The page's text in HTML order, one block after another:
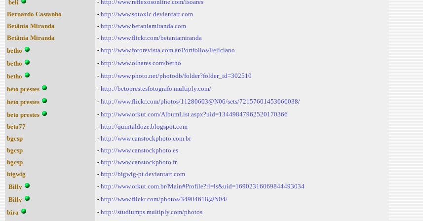
beli
- http://www.reflexosonline.com/isoares
Bernardo Castanho
- http://www.sotoxic.deviantart.com
Betânia Miranda
- http://www.betaniamiranda.com
Betânia Miranda
- http://www.flickr.com/betaniamiranda
betho
- http://www.fotorevista.com.ar/Portfolios/Feliciano
betho
- http://www.olhares.com/betho
betho
- http://www.photo.net/photodb/folder?folder_id=302510
beto prestes
- http://betoprestesfotografo.multiply.com/
beto prestes
- http://www.flickr.com/photos/11280603@N06/sets/72157601453066038/
beto prestes
- http://www.orkut.com/AlbumList.aspx?uid=13449847962520170366
beto77
- http://quintaldoze.blogspot.com
bgcsp
- http://www.canstockphoto.com.br
bgcsp
- http://www.canstockphoto.es
bgcsp
- http://www.canstockphoto.fr
bigwig
- http://bigwig-pt.deviantart.com
Billy
- http://www.orkut.com.br/Main#Profile?rl=ls&uid=16902316069844493034
Billy
- http://www.flickr.com/photos/34904618@N04/
bira
- http://studiumps.multiply.com/photos